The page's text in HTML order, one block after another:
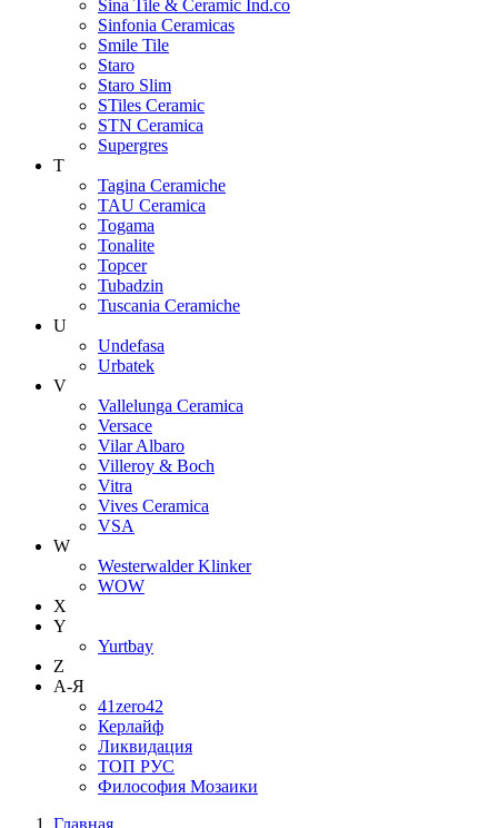
Sina Tile & Ceramic Ind.co
Sinfonia Ceramicas
Smile Tile
Staro
Staro Slim
STiles Ceramic
STN Ceramica
Supergres
T
Tagina Ceramiche
TAU Ceramica
Togama
Tonalite
Topcer
Tubadzin
Tuscania Ceramiche
U
Undefasa
Urbatek
V
Vallelunga Ceramica
Versace
Vilar Albaro
Villeroy & Boch
Vitra
Vives Ceramica
VSA
W
Westerwalder Klinker
WOW
X
Y
Yurtbay
Z
А-Я
41zero42
Керлайф
Ликвидация
ТОП РУС
Философия Мозаики
Главная